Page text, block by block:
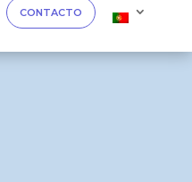
CONTACTO